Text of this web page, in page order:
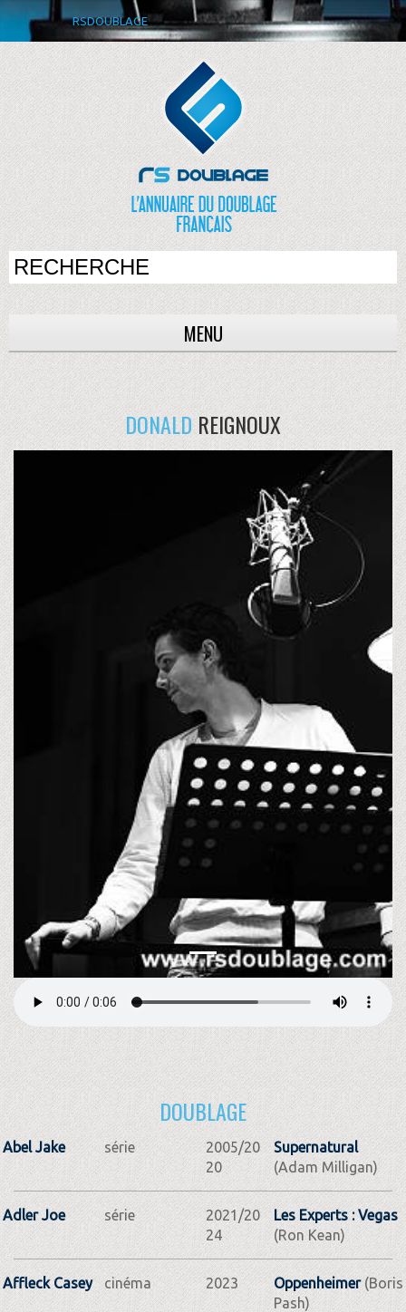
RSDOUBLAGE
MENU
DONALDREIGNOUX
DOUBLAGE
Abel Jake série
2005/20
20
Supernatural
(Adam Milligan)
Adler Joe série
2021/20
24
Les Experts : Vegas
(Ron Kean)
Affleck Casey cinéma 2023 Oppenheimer(Boris
Pash)